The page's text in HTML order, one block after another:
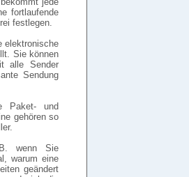
fortlaufende
festlegen.
elektronische
Sie können
alle Sender
Sendung
Paket- und
gehören so
wenn Sie
warum eine
geändert